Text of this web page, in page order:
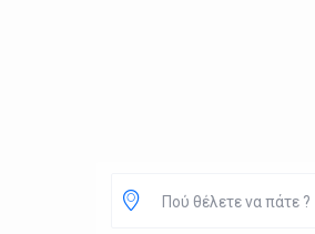
Πού θέλετε να πάτε ?